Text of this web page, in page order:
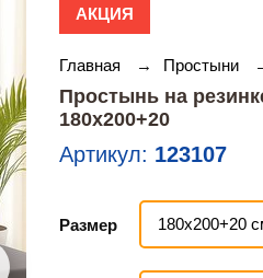
АКЦИЯ
Главная → Простыни
Простынь на
180х200+20
Артикул: 123107
Размер 180х200+20